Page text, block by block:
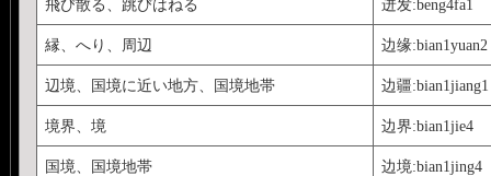
飛び散る、跳びはねる 迸发:beng4fa1
縁、へり、周辺 边缘:bian1yuan2
辺境、国境に近い地方、国境地帯 边疆:bian1jiang1
境界、境 边界:bian1jie4
国境、国境地帯 边境:bian1jing4